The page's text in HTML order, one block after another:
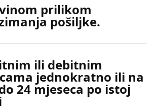
prilikom
pošiljke.
ili debitnim
jednokratno ili na
24 mjeseca po istoj